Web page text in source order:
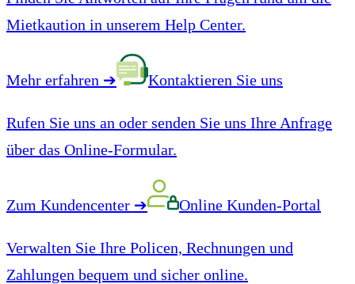
Mietkaution in unserem Help Center.
Mehr erfahren ➔ Kontaktieren Sie uns
Rufen Sie uns an oder senden Sie uns Ihre Anfrage
über das Online-Formular.
Zum Kundencenter ➔ Online Kunden-Portal
Verwalten Sie Ihre Policen, Rechnungen und
Zahlungen bequem und sicher online.